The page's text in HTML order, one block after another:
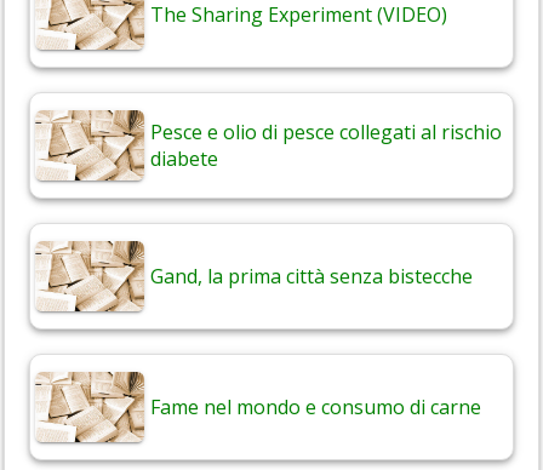
The Sharing Experiment (VIDEO)
Pesce e olio di pesce collegati al rischio
diabete
Gand, la prima città senza bistecche
Fame nel mondo e consumo di carne